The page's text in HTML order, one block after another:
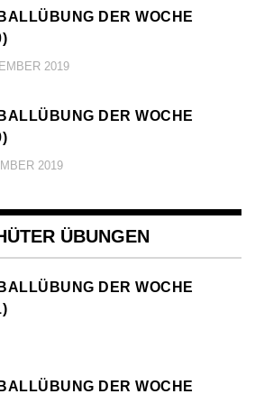
DER WOCHE (
2019
DER WOCHE (
2019
ÜBUNGEN
DER WOCHE (
DER WOCHE (